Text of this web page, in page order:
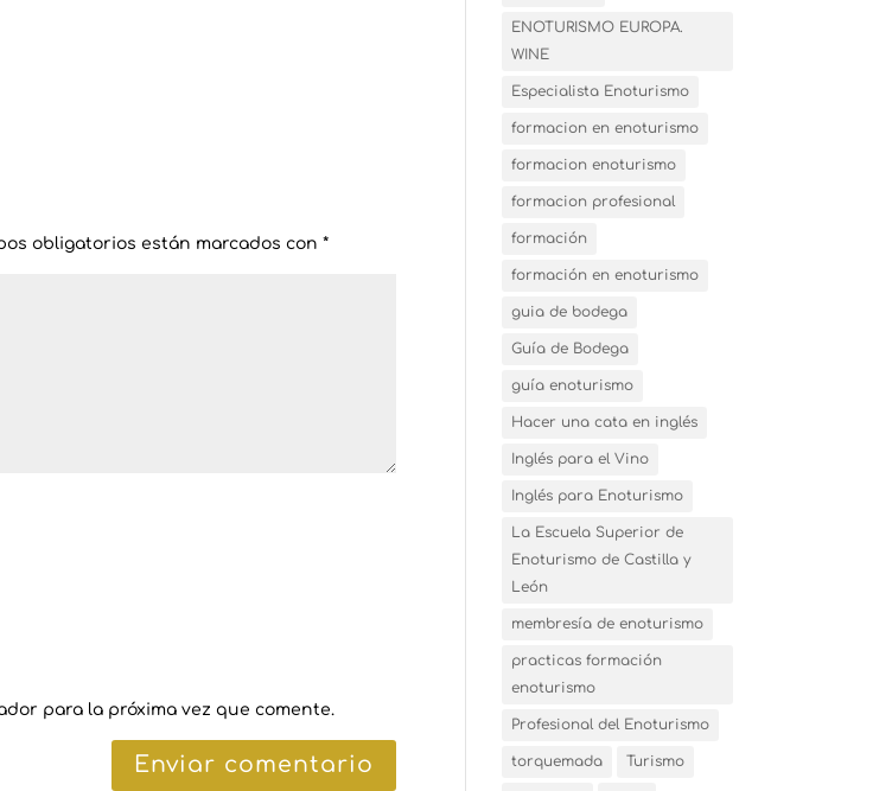
obligatorios están marcados con*
para la próxima vez que comente.
ENOTURISMO EUROPA.
WINE
Especialista Enoturismo
formacion en enoturismo
formacion enoturismo
formacion profesional
formación
formación en enoturismo
guia de bodega
Guía de Bodega
guía enoturismo
Hacer una cata en inglés
Inglés para el Vino
Inglés para Enoturismo
La Escuela Superior de
Enoturismo de Castilla y
León
membresía de enoturismo
practicas formación
enoturismo
Profesional del Enoturismo
torquemada Turismo